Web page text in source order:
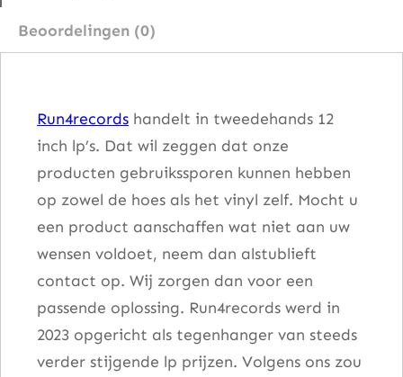
t
Beoordelingen (0)
Run4records handelt in tweedehands 12
inch lp’s. Dat wil zeggen dat onze
producten gebruikssporen kunnen hebben
op zowel de hoes als het vinyl zelf. Mocht u
een product aanschaffen wat niet aan uw
wensen voldoet, neem dan alstublieft
contact op. Wij zorgen dan voor een
passende oplossing. Run4records werd in
2023 opgericht als tegenhanger van steeds
verder stijgende lp prijzen. Volgens ons zou